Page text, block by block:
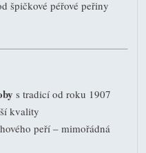
špičkové péřové peřiny
s tradicí od roku 1907
kvality
peří – mimořádná